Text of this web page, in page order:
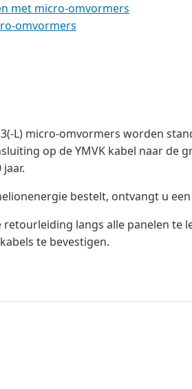
met micro-omvormers
omvormers
L) micro-omvormers worden
op de YMVK kabel naar
bestelt, ontvangt u
langs alle panelen
te bevestigen.